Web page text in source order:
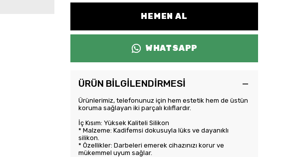
HEMEN AL
WHATSAPP
ÜRÜN BİLGİLENDİRMESİ
Ürünlerimiz, telefonunuz için hem estetik hem de üstün
koruma sağlayan iki parçalı kılıflardır.
İç Kısım: Yüksek Kaliteli Silikon
* Malzeme: Kadifemsi dokusuyla lüks ve dayanıklı
silikon.
* Özellikler: Darbeleri emerek cihazınızı korur ve
mükemmel uyum sağlar.